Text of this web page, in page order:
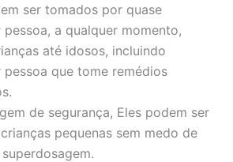
ser tomados por quase
pessoa, a qualquer momento,
até idosos, incluindo
pessoa que tome remédios
de segurança, Eles podem ser
pequenas sem medo de